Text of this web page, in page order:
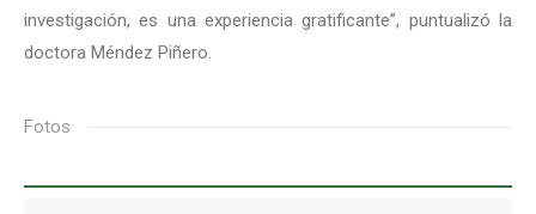
investigación, es una experiencia gratificante”, puntualizó la
doctora Méndez Piñero.
Fotos